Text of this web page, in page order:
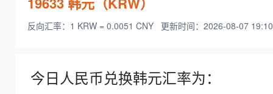
反向汇率：1 KRW = 0.0051 CNY 更新时间：2026-08-07
今日人民币兑换韩元汇率为：